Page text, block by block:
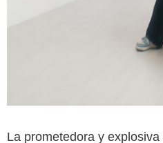
La prometedora y explosiva